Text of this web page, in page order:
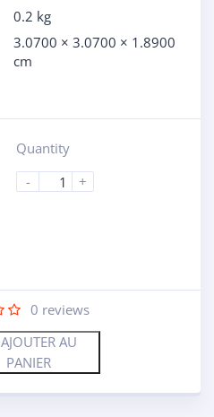
0.2 kg
3.0700 × 3.0700 × 1.8900
cm
Quantity
-
+
0 reviews
AJOUTER AU
PANIER